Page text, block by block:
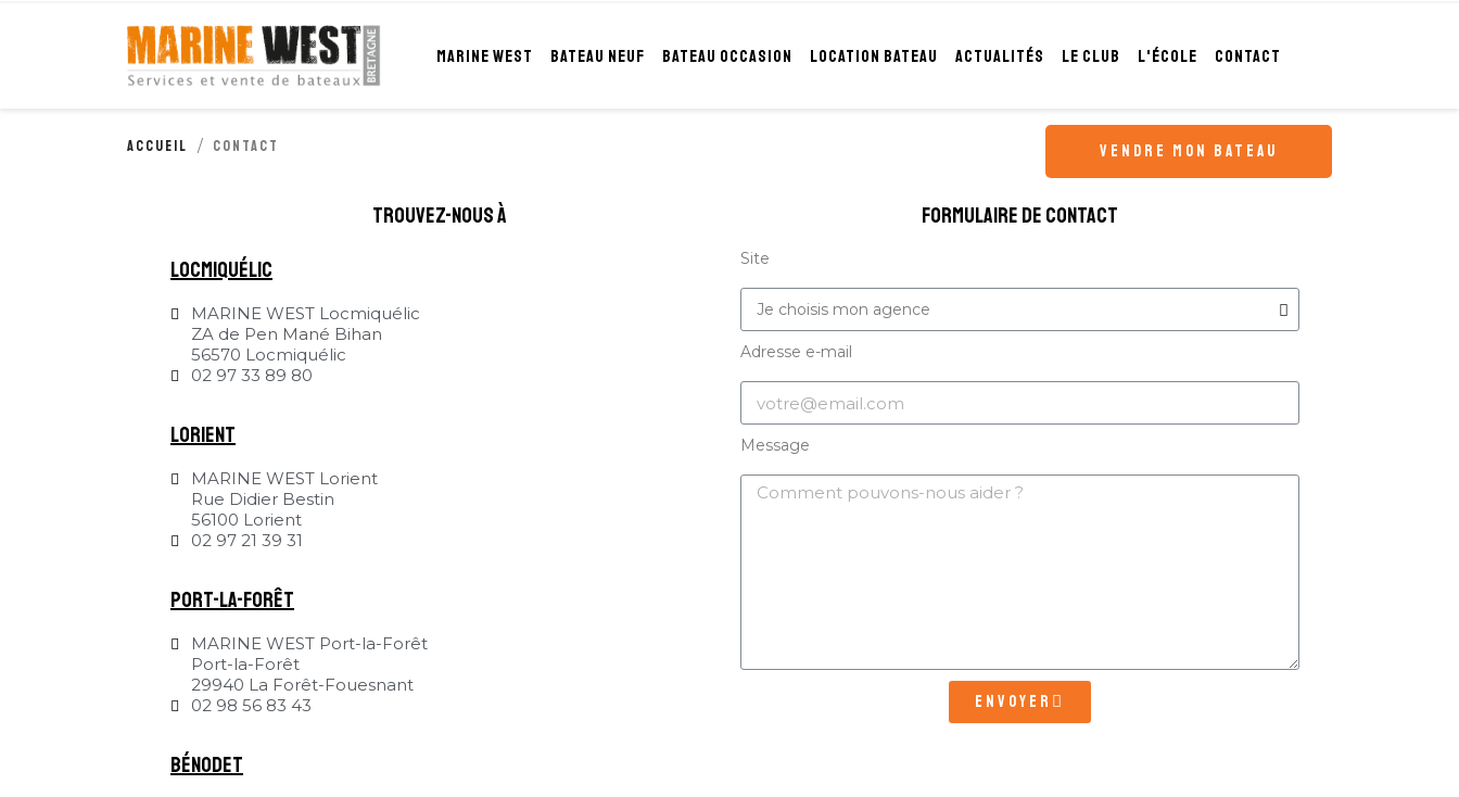
MARINE WEST BATEAU NEUF BATEAU OCCASION LOCATION BATEAU ACTUALITÉS LE CLUB L'ÉCOLE CONTACT
vendre mon bateau
Accueil Contact
trouvez-nous à
locmiquélic
MARINE WEST Locmiquélic
ZA de Pen Mané Bihan
56570 Locmiquélic
02 97 33 89 80
Lorient
MARINE WEST Lorient
Rue Didier Bestin
56100 Lorient
02 97 21 39 31
Port-la-Forêt
MARINE WEST Port-la-Forêt
Port-la-Forêt
29940 La Forêt-Fouesnant
02 98 56 83 43
Bénodet
formulaire de contact
Site
Adresse e-mail
Message
Envoyer